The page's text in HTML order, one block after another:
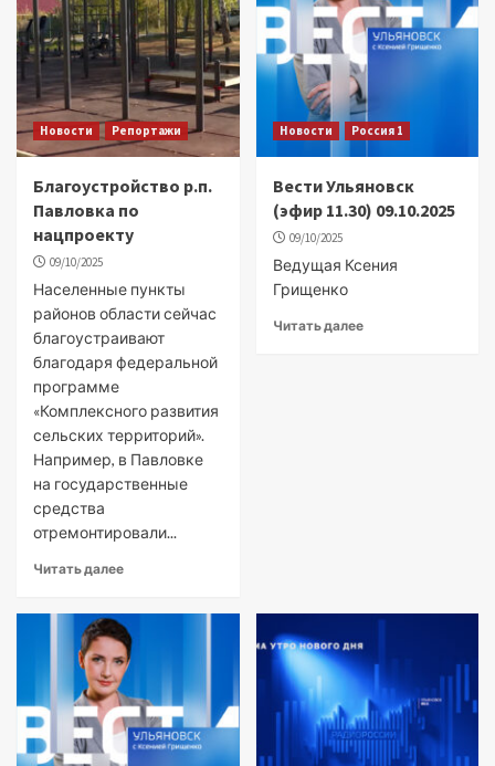
Новости Репортажи
Благоустройство р.п.
Павловка по
нацпроекту
09/10/2025
Населенные пункты
районов области сейчас
благоустраивают
благодаря федеральной
программе
«Комплексного развития
сельских территорий».
Например, в Павловке
на государственные
средства
отремонтировали...
Читать далее
Новости Россия 1
Вести Ульяновск
(эфир 11.30) 09.10.2025
09/10/2025
Ведущая Ксения
Грищенко
Читать далее